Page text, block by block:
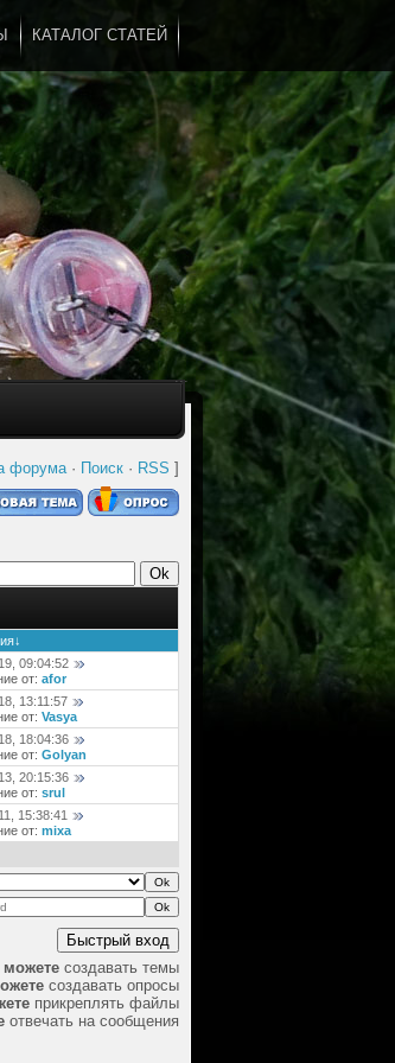
КАТАЛОГ СТАТЕЙ
...
форума· Поиск · RSS ]
↓
09:04:52
от: afor
13:11:57
от: Vasya
18:04:36
от: Golyan
20:15:36
от: srul
15:38:41
от: mixa
можете создавать темы
создавать опросы
прикреплять файлы
отвечать на сообщения